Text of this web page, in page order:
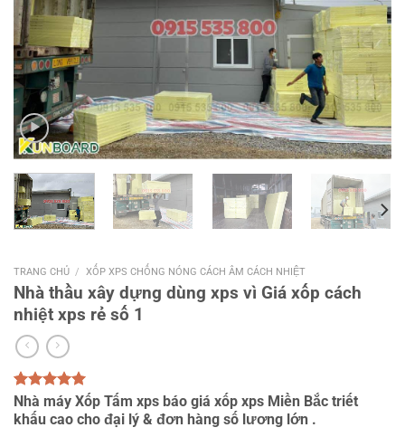
TRANG CHỦ / XỐP XPS CHỐNG NÓNG CÁCH ÂM CÁCH NHIỆT
Nhà thầu xây dựng dùng xps vì Giá xốp cách
nhiệt xps rẻ số 1
5.00 trên 5
dựa trên
1
đánh giá
Nhà máy Xốp Tấm xps báo giá xốp xps Miền Bắc triết
khấu cao cho đại lý & đơn hàng số lương lớn .